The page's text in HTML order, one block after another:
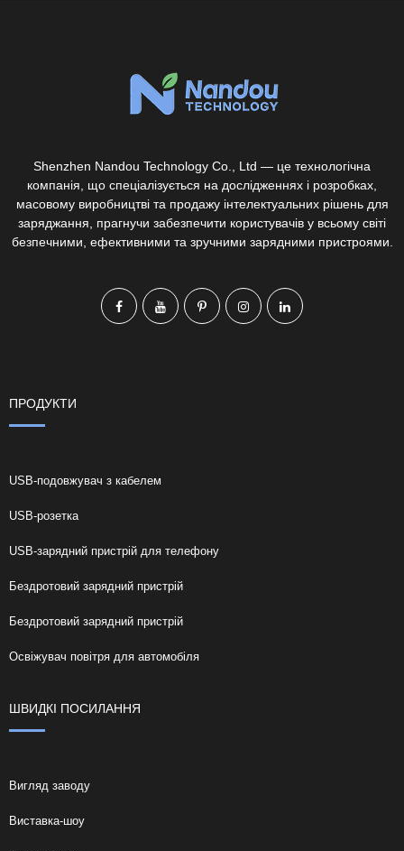
Shenzhen Nandou Technology Co., Ltd — це технологічна
компанія, що спеціалізується на дослідженнях і розробках,
масовому виробництві та продажу інтелектуальних рішень для
заряджання, прагнучи забезпечити користувачів у всьому світі
безпечними, ефективними та зручними зарядними пристроями.
ПРОДУКТИ
USB-подовжувач з кабелем
USB-розетка
USB-зарядний пристрій для телефону
Бездротовий зарядний пристрій
Бездротовий зарядний пристрій
Освіжувач повітря для автомобіля
ШВИДКІ ПОСИЛАННЯ
Вигляд заводу
Виставка-шоу